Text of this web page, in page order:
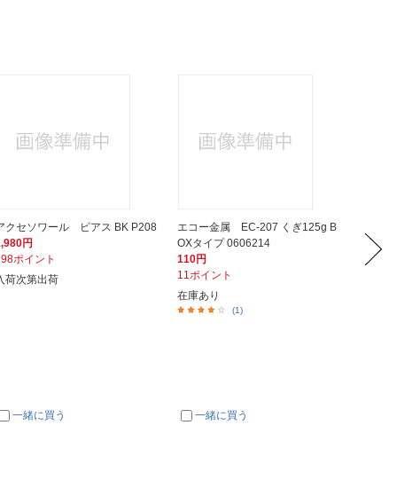
クセソワール ピアス BK P208
円
ポイント
荷次第出荷
一緒に買う
エコー金属 EC-207 くぎ125g B
OXタイプ 0606214
110円
11ポイント
在庫あり
(1)
一緒に買う
8AM
80円